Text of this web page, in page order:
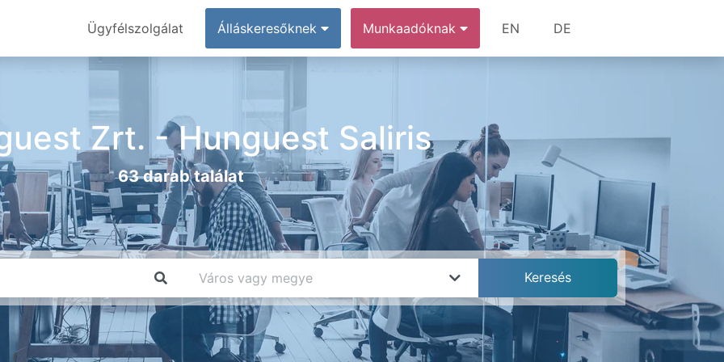
Ügyfélszolgálat Álláskeresőknek Munkaadóknak EN DE
Zrt. - Hunguest Saliris
63 darab találat